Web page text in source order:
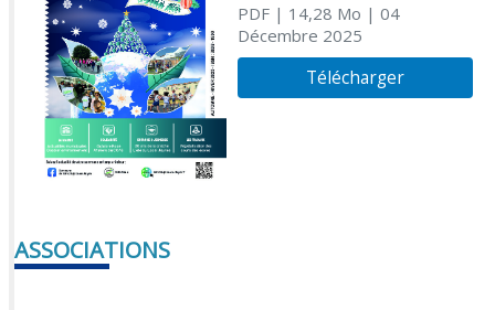
PDF| 14,28 Mo | 04
Décembre 2025
Télécharger
ASSOCIATIONS